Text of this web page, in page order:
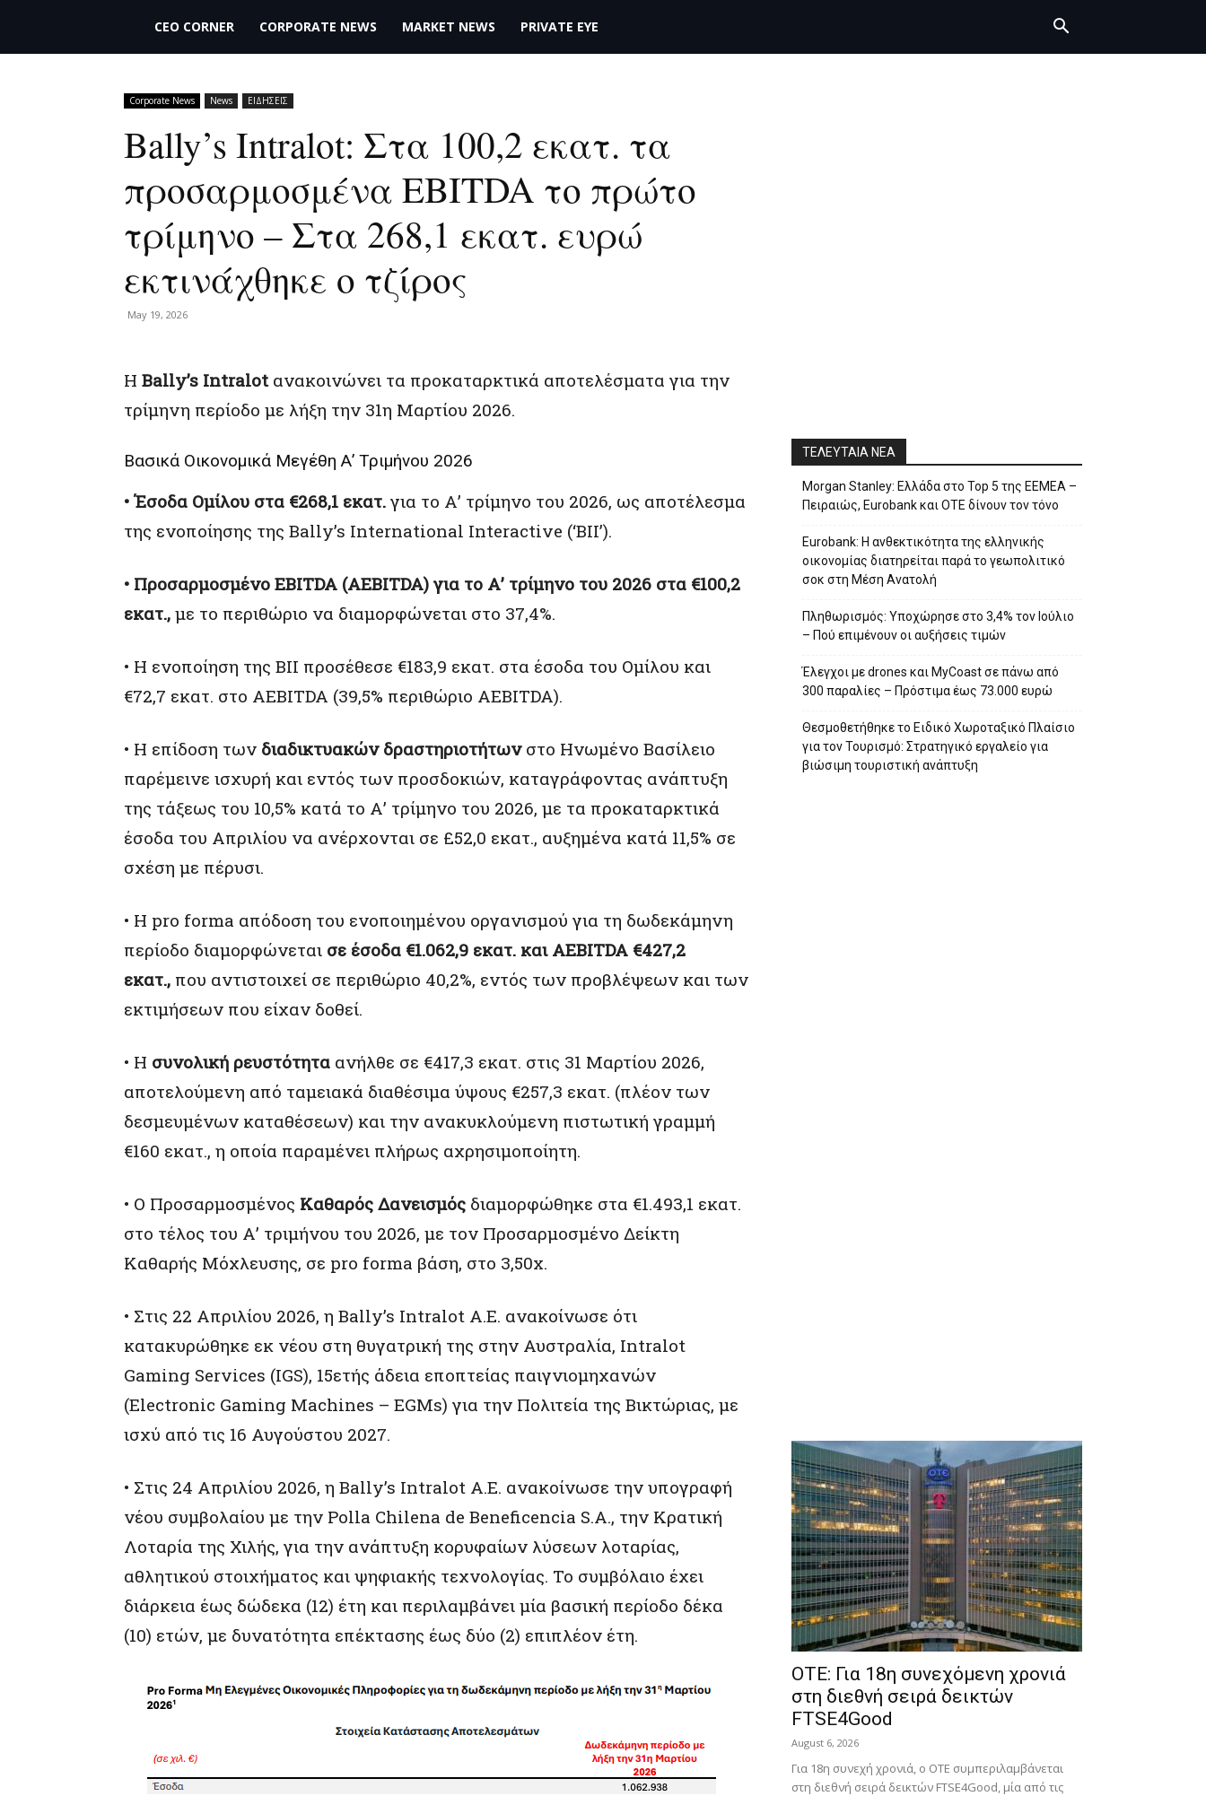
THECEO.gr
CEO CORNER CORPORATE NEWS MARKET NEWS PRIVATE EYE
Corporate News News ΕΙΔΗΣΕΙΣ
Bally’s Intralot: Στα 100,2 εκατ. τα
προσαρμοσμένα EBITDA το πρώτο
τρίμηνο – Στα 268,1 εκατ. ευρώ
εκτινάχθηκε ο τζίρος
May 19, 2026
Η Bally’s Intralot ανακοινώνει τα προκαταρκτικά αποτελέσματα για την
τρίμηνη περίοδο με λήξη την 31η Μαρτίου 2026.
Βασικά Οικονομικά Μεγέθη Α’ Τριμήνου 2026
• Έσοδα Ομίλου στα €268,1 εκατ. για το Α’ τρίμηνο του 2026, ως αποτέλεσμα
της ενοποίησης της Bally’s International Interactive (‘BII’).
• Προσαρμοσμένο EBITDA (AEBITDA) για το Α’ τρίμηνο του 2026 στα €100,2
εκατ., με το περιθώριο να διαμορφώνεται στο 37,4%.
• Η ενοποίηση της BII προσέθεσε €183,9 εκατ. στα έσοδα του Ομίλου και
€72,7 εκατ. στο AEBITDA (39,5% περιθώριο AEBITDA).
• Η επίδοση των διαδικτυακών δραστηριοτήτωνστο Ηνωμένο Βασίλειο
παρέμεινε ισχυρή και εντός των προσδοκιών, καταγράφοντας ανάπτυξη
της τάξεως του 10,5% κατά το Α’ τρίμηνο του 2026, με τα προκαταρκτικά
έσοδα του Απριλίου να ανέρχονται σε £52,0 εκατ., αυξημένα κατά 11,5% σε
σχέση με πέρυσι.
• Η pro forma απόδοση του ενοποιημένου οργανισμού για τη δωδεκάμηνη
περίοδο διαμορφώνεται σε έσοδα €1.062,9 εκατ. και AEBITDA €427,2
εκατ., που αντιστοιχεί σε περιθώριο 40,2%, εντός των προβλέψεων και των
εκτιμήσεων που είχαν δοθεί.
• Η συνολική ρευστότητα ανήλθε σε €417,3 εκατ. στις 31 Μαρτίου 2026,
αποτελούμενη από ταμειακά διαθέσιμα ύψους €257,3 εκατ. (πλέον των
δεσμευμένων καταθέσεων) και την ανακυκλούμενη πιστωτική γραμμή
€160 εκατ., η οποία παραμένει πλήρως αχρησιμοποίητη.
• Ο Προσαρμοσμένος Καθαρός Δανεισμός διαμορφώθηκε στα €1.493,1 εκατ.
στο τέλος του Α’ τριμήνου του 2026, με τον Προσαρμοσμένο Δείκτη
Καθαρής Μόχλευσης, σε pro forma βάση, στο 3,50x.
• Στις 22 Απριλίου 2026, η Bally’s Ιntralot A.E. ανακοίνωσε ότι
κατακυρώθηκε εκ νέου στη θυγατρική της στην Αυστραλία, Ιntralot
Gaming Services (IGS), 15ετής άδεια εποπτείας παιγνιομηχανών
(Electronic Gaming Machines – EGMs) για την Πολιτεία της Βικτώριας, με
ισχύ από τις 16 Αυγούστου 2027.
• Στις 24 Απριλίου 2026, η Bally’s Ιntralot A.E. ανακοίνωσε την υπογραφή
νέου συμβολαίου με την Polla Chilena de Beneficencia S.A., την Κρατική
Λοταρία της Χιλής, για την ανάπτυξη κορυφαίων λύσεων λοταρίας,
αθλητικού στοιχήματος και ψηφιακής τεχνολογίας. Το συμβόλαιο έχει
διάρκεια έως δώδεκα (12) έτη και περιλαμβάνει μία βασική περίοδο δέκα
(10) ετών, με δυνατότητα επέκτασης έως δύο (2) επιπλέον έτη.
ΤΕΛΕΥΤΑΙΑ ΝΕΑ
Morgan Stanley: Ελλάδα στο Top 5 της EEMEA –
Πειραιώς, Eurobank και ΟΤΕ δίνουν τον τόνο
Eurobank: Η ανθεκτικότητα της ελληνικής
οικονομίας διατηρείται παρά το γεωπολιτικό
σοκ στη Μέση Ανατολή
Πληθωρισμός: Υποχώρησε στο 3,4% τον Ιούλιο
– Πού επιμένουν οι αυξήσεις τιμών
Έλεγχοι με drones και MyCoast σε πάνω από
300 παραλίες – Πρόστιμα έως 73.000 ευρώ
Θεσμοθετήθηκε το Ειδικό Χωροταξικό Πλαίσιο
για τον Τουρισμό: Στρατηγικό εργαλείο για
βιώσιμη τουριστική ανάπτυξη
ΟΤΕ: Για 18η συνεχόμενη χρονιά
στη διεθνή σειρά δεικτών
FTSE4Good
August 6, 2026
Για 18η συνεχή χρονιά, ο ΟΤΕ συμπεριλαμβάνεται
στη διεθνή σειρά δεικτών FTSE4Good, μία από τις